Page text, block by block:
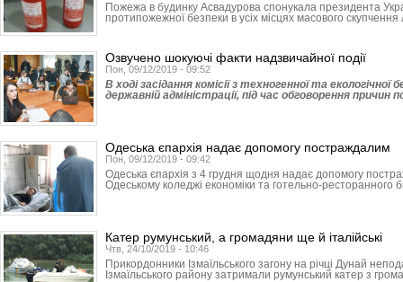
Пожежа в будинку Асвадурова спонукала президента
протипожежної безпеки в усіх місцях масового
Озвучено шокуючі факти надзвичайної події
Пон, 09/12/2019 - 09:52
В ході засідання комісії з техногенної та екологічної
державній адміністрації, під час обговорення причин
Одеська єпархія надає допомогу постраждалим
Пон, 09/12/2019 - 09:42
Одеська єпархія з 4 грудня щодня надає допомогу
Одеському коледжі економіки та готельно-ресторанного
Катер румунський, а громадяни ще й італійські
Чтв, 24/10/2019 - 10:46
Прикордонники Ізмаїльсько­го загону на річці Дунай
Ізмаїльського району затримали румунський катер з